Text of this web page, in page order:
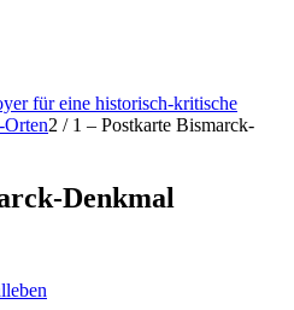
für eine historisch-kritische
2 / 1 – Postkarte Bismarck-
Denkmal